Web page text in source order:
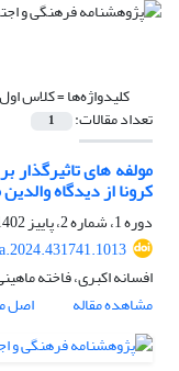
کلیدواژه‌ها =کلاس اول
تعداد مقالات: 1
مولفه های تاثیرگذار
کرونا از دیدگاه
دوره 1، شماره 2، پاییز 1402، صفحه
افسانه اکبری، فاخته
مشاهده مقاله
اصل